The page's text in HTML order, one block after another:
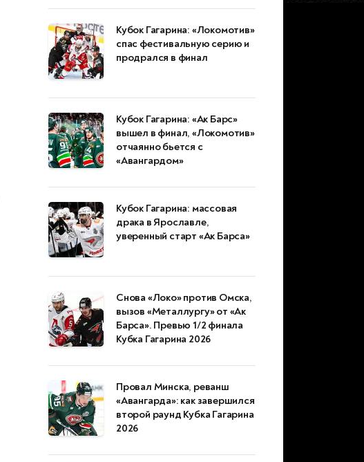
Кубок Гагарина: «Локомотив»
спас фестивальную серию и
продрался в финал
Кубок Гагарина: «Ак Барс»
вышел в финал, «Локомотив»
отчаянно бьется с
«Авангардом»
Кубок Гагарина: массовая
драка в Ярославле,
уверенный старт «Ак Барса»
Снова «Локо» против Омска,
вызов «Металлургу» от «Ак
Барса». Превью 1/2 финала
Кубка Гагарина 2026
Провал Минска, реванш
«Авангарда»: как завершился
второй раунд Кубка Гагарина
2026